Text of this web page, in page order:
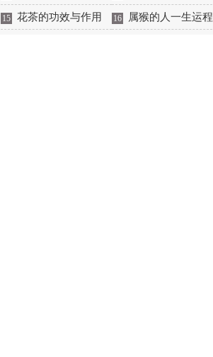
菜农，芥菜囤积如山 销售产品非问题酸菜
15 花茶的功效与作用 16 属猴的人一生运程